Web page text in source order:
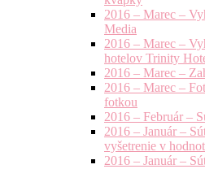
2016 – Marec –
Media
2016 – Marec –
hotelov Trinity
2016 – Marec –
2016 – Marec –
fotkou
2016 – Február –
2016 – Január –
vyšetrenie v
2016 – Január –